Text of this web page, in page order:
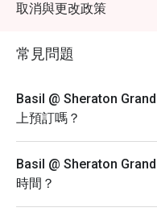
取消與更改政策
常見問題
Basil @ Sheraton
上預訂嗎？
Basil @ Sheraton
時間？